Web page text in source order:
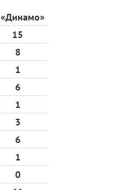
«Динамо»
15
8
1
6
1
3
6
1
0